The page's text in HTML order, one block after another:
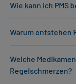
Wie kann ich PMS
Warum entstehen
Welche
Regelschmerzen?